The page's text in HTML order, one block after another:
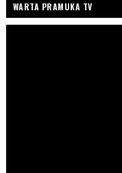
WARTA PRAMUKA TV